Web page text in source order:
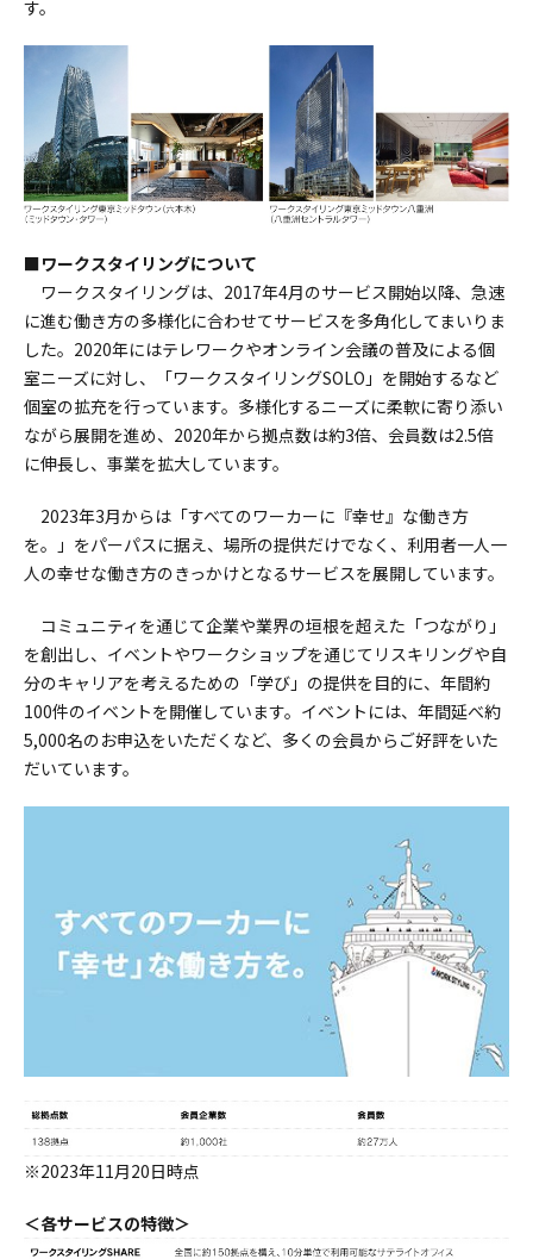
す。
■ワークスタイリングについて
ワークスタイリングは、2017年4月のサービス開始以降、急速
に進む働き方の多様化に合わせてサービスを多角化してまいりま
した。2020年にはテレワークやオンライン会議の普及による個
室ニーズに対し、「ワークスタイリングSOLO」を開始するなど
個室の拡充を行っています。多様化するニーズに柔軟に寄り添い
ながら展開を進め、2020年から拠点数は約3倍、会員数は2.5倍
に伸長し、事業を拡大しています。
2023年3月からは「すべてのワーカーに『幸せ』な働き方
を。」をパーパスに据え、場所の提供だけでなく、利用者一人一
人の幸せな働き方のきっかけとなるサービスを展開しています。
コミュニティを通じて企業や業界の垣根を超えた「つながり」
を創出し、イベントやワークショップを通じてリスキリングや自
分のキャリアを考えるための「学び」の提供を目的に、年間約
100件のイベントを開催しています。イベントには、年間延べ約
5,000名のお申込をいただくなど、多くの会員からご好評をいた
だいています。
※2023年11月20日時点
＜各サービスの特徴＞